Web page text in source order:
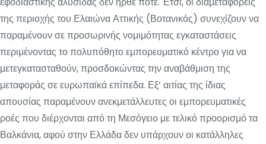
της περιοχής του Ελαιώνα Αττικής (Βοτανικός) συνεχίζουν να
παραμένουν σε προσωρινής νομιμότητας εγκαταστάσεις
περιμένοντας το πολυπόθητο εμπορευματικό κέντρο για να
μετεγκατασταθούν, προσδοκώντας την αναβάθμιση της
μεταφοράς σε ευρωπαϊκά επίπεδα. Εξ’ αιτίας της ίδιας
απουσίας παραμένουν ανεκμετάλλευτες οι εμπορευματικές
ροές που διέρχονται από τη Μεσόγειο με τελικό προορισμό τα
Βαλκάνια, αφού στην Ελλάδα δεν υπάρχουν οι κατάλληλες